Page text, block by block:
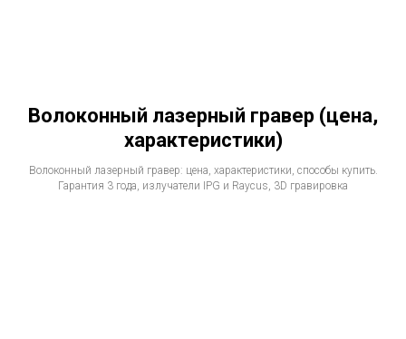
Волоконный лазерный гравер (цена,
характеристики)
Волоконный лазерный гравер: цена, характеристики, способы купить.
Гарантия 3 года, излучатели IPG и Raycus, 3D гравировка